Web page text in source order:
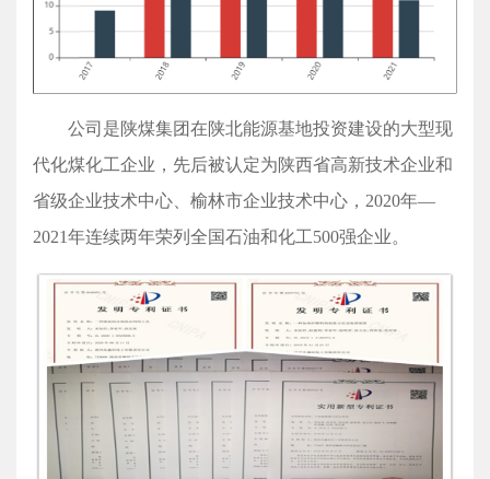
公司是陕煤集团在陕北能源基地投资建设的大型现
代化煤化工企业，先后被认定为陕西省高新技术企业和
省级企业技术中心、榆林市企业技术中心，2020年—
2021年连续两年荣列全国石油和化工500强企业。